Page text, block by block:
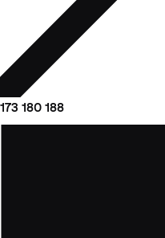
173 180 188